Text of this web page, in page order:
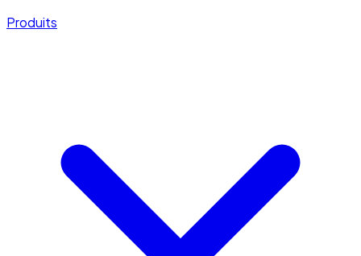
Produits